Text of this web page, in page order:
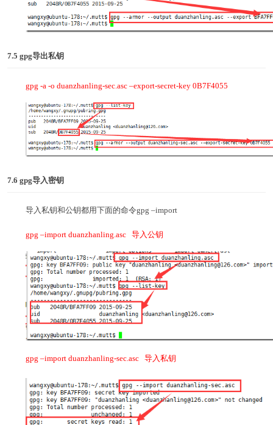
7.5 gpg导出私钥
gpg -a -o duanzhanling-sec.asc –export-secret-key 0B7F4055
7.6 gpg导入密钥
导入私钥和公钥都用下面的命令gpg –import
gpg –import duanzhanling.asc 导入公钥
gpg –import duanzhanling-sec.asc 导入私钥